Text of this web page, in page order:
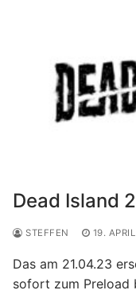
Dead Island
STEFFEN 19.
Das am 21.04.23
sofort zum Preload